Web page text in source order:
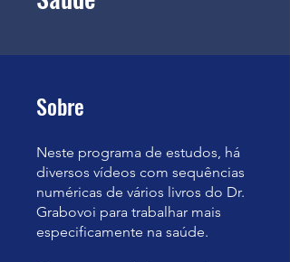
Sobre
Neste programa de estudos, há
diversos vídeos com sequências
numéricas de vários livros do Dr.
Grabovoi para trabalhar mais
especificamente na saúde.